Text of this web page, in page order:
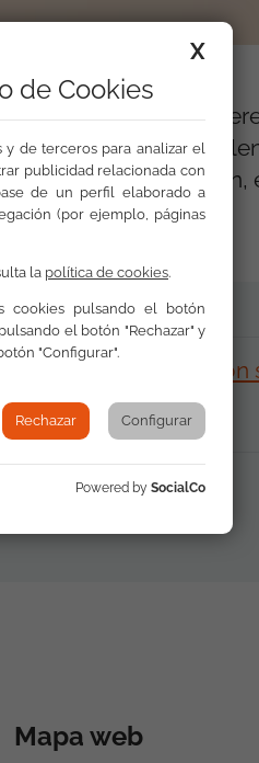
gitana en
de ciudadanía
la
la
(PDF 953 Kb)
Mapa web
X
de Cookies
y de terceros para analizar el
publicidad relacionada con
de un perfil elaborado a
(por ejemplo, páginas
la política de cookies.
cookies pulsando el botón
el botón "Rechazar" y
"Configurar".
Rechazar Configurar
Powered by SocialCo